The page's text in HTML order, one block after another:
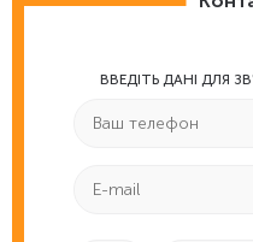
ВВЕДІТЬ ДАНІ ДЛЯ